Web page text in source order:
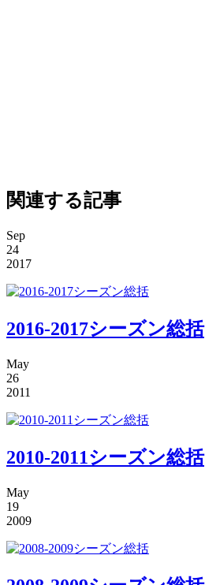
関連する記事
Sep
24
2017
2016-2017シーズン総括
May
26
2011
2010-2011シーズン総括
May
19
2009